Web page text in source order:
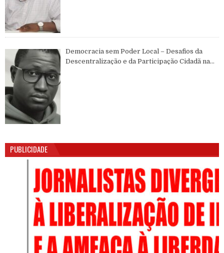
Democracia sem Poder Local – Desafios da
Descentralização e da Participação Cidadã na
PUBLICIDADE